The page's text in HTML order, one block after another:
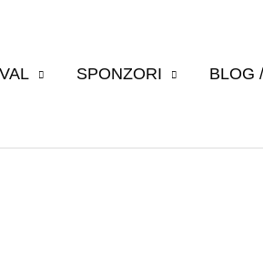
SPONZORI BLOG